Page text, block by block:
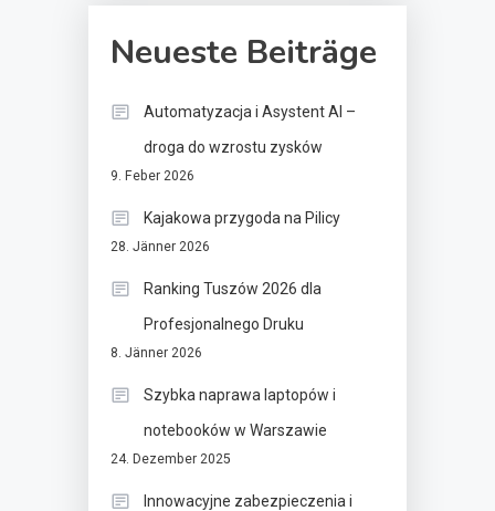
Neueste Beiträge
Automatyzacja i Asystent AI –
droga do wzrostu zysków
9. Feber 2026
Kajakowa przygoda na Pilicy
28. Jänner 2026
Ranking Tuszów 2026 dla
Profesjonalnego Druku
8. Jänner 2026
Szybka naprawa laptopów i
notebooków w Warszawie
24. Dezember 2025
Innowacyjne zabezpieczenia i